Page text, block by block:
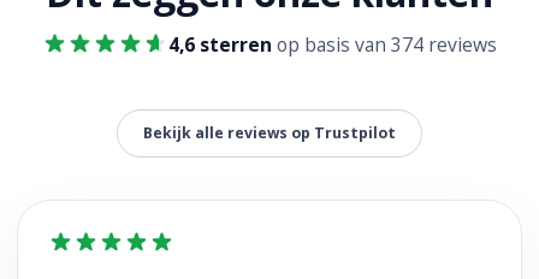
4,6 sterren op basis van 374 reviews
Bekijk alle reviews op Trustpilot